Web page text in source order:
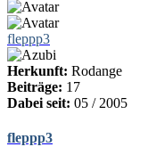
fleppp3
Herkunft: Rodange
Beiträge: 17
Dabei seit: 05 / 2005
fleppp3